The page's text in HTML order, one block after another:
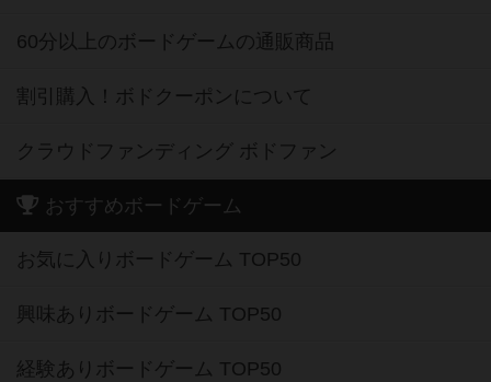
60分以上のボードゲームの通販商品
割引購入！ボドクーポンについて
クラウドファンディング ボドファン
おすすめボードゲーム
お気に入りボードゲーム TOP50
興味ありボードゲーム TOP50
経験ありボードゲーム TOP50